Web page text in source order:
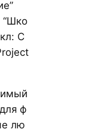
“Шко
С
ф
лю